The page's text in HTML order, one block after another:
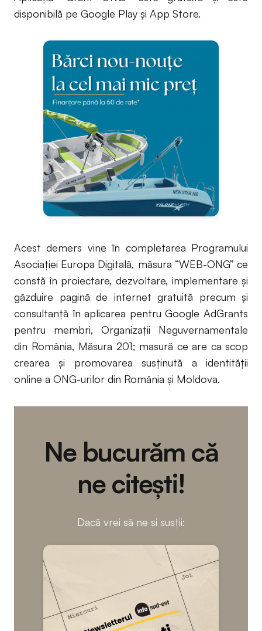
disponibilă pe Google Play şi App Store.
Acest demers vine în completarea Programului
Asociației Europa Digitală, măsura “WEB-ONG” ce
constă în proiectare, dezvoltare, implementare şi
găzduire pagină de internet gratuită precum și
consultanță în aplicarea pentru Google AdGrants
pentru membri, Organizații Neguvernamentale
din România, Măsura 201; masură ce are ca scop
crearea și promovarea susținută a identității
online a ONG-urilor din România și Moldova.
Ne bucurăm că
ne citești!
Dacă vrei să ne și susții: